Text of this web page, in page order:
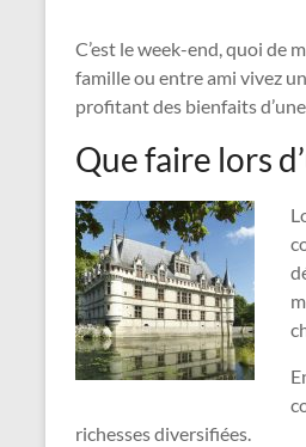
C’est le week-end, quoi de
famille ou entre ami vivez
profitant des bienfaits
Que faire lors
richesses diversifiées.